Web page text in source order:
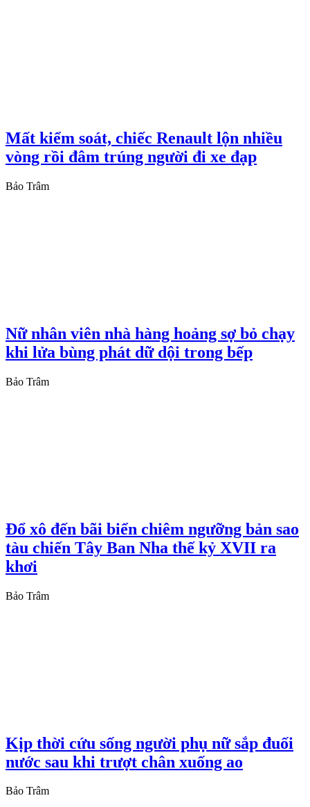
Mất kiểm soát, chiếc Renault lộn nhiều
vòng rồi đâm trúng người đi xe đạp
Bảo Trâm
Nữ nhân viên nhà hàng hoảng sợ bỏ chạy
khi lửa bùng phát dữ dội trong bếp
Bảo Trâm
Đổ xô đến bãi biển chiêm ngưỡng bản sao
tàu chiến Tây Ban Nha thế kỷ XVII ra
khơi
Bảo Trâm
Kịp thời cứu sống người phụ nữ sắp đuối
nước sau khi trượt chân xuống ao
Bảo Trâm